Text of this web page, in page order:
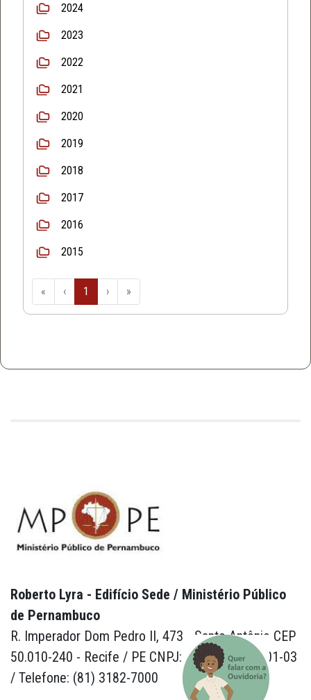
2024
2023
2022
2021
2020
2019
2018
2017
2016
2015
« ‹ 1 › »
Roberto Lyra - Edifício Sede / Ministério Público
de Pernambuco
R. Imperador Dom Pedro II, 473 - Santo Antônio CEP
50.010-240 - Recife / PE CNPJ: 24.417.065/0001-03
/ Telefone: (81) 3182-7000